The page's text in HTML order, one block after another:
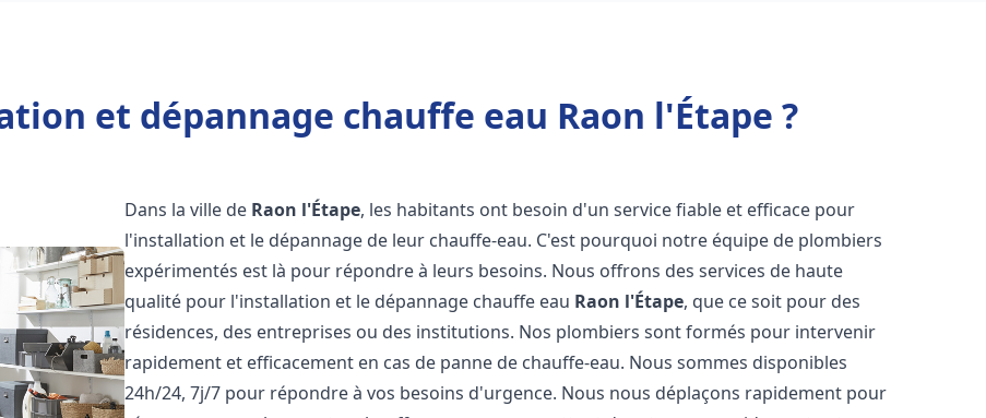
et dépannage chauffe eau Raon l'Étape ?
Dans la ville de Raon l'Étape, les habitants ont besoin d'un service fiable et efficace pour
l'installation et le dépannage de leur chauffe-eau. C'est pourquoi notre équipe de plombiers
expérimentés est là pour répondre à leurs besoins. Nous offrons des services de haute
qualité pour l'installation et le dépannage chauffe eau Raon l'Étape, que ce soit pour des
résidences, des entreprises ou des institutions. Nos plombiers sont formés pour intervenir
rapidement et efficacement en cas de panne de chauffe-eau. Nous sommes disponibles
24h/24, 7j/7 pour répondre à vos besoins d'urgence. Nous nous déplaçons rapidement pour